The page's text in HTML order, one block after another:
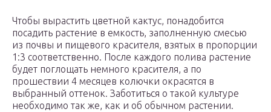
Чтобы вырастить цветной кактус, понадобится
посадить растение в емкость, заполненную смесью
из почвы и пищевого красителя, взятых в пропорции
1:3 соответственно. После каждого полива растение
будет поглощать немного красителя, а по
прошествии 4 месяцев колючки окрасятся в
выбранный оттенок. Заботиться о такой культуре
необходимо так же, как и об обычном растении.